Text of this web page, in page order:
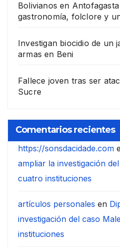
Bolivianos en
gastronomía, folclore y
Investigan biocidio de un
armas en Beni
Fallece joven tras ser
Sucre
Comentarios recientes
https://sonsdacidade.com
ampliar la investigación
cuatro instituciones
artículos personales en
investigación del caso
instituciones